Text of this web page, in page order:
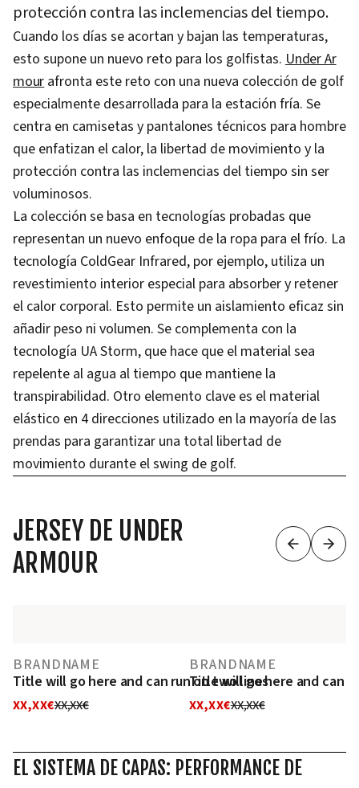
protección contra las inclemencias del tiempo.
Cuando los días se acortan y bajan las temperaturas,
esto supone un nuevo reto para los golfistas. Under Ar
mourafronta este reto con una nueva colección de golf
especialmente desarrollada para la estación fría. Se
centra en camisetas y pantalones técnicos para hombre
que enfatizan el calor, la libertad de movimiento y la
protección contra las inclemencias del tiempo sin ser
voluminosos.
La colección se basa en tecnologías probadas que
representan un nuevo enfoque de la ropa para el frío. La
tecnología ColdGear Infrared, por ejemplo, utiliza un
revestimiento interior especial para absorber y retener
el calor corporal. Esto permite un aislamiento eficaz sin
añadir peso ni volumen. Se complementa con la
tecnología UA Storm, que hace que el material sea
repelente al agua al tiempo que mantiene la
transpirabilidad. Otro elemento clave es el material
elástico en 4 direcciones utilizado en la mayoría de las
prendas para garantizar una total libertad de
movimiento durante el swing de golf.
JERSEY DE UNDER
ARMOUR
BRANDNAME
Title will go here and can run on two lines
XX,XX€XX,XX€
BRANDNAME
Title will go here and can
XX,XX€XX,XX€
EL SISTEMA DE CAPAS: PERFORMANCE DE